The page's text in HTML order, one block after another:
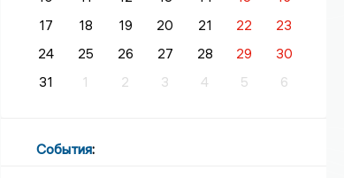
17
18 19 20 21 22
23
24
25 26 27 28 29
30
31
1 2 3 4 5 6
События: